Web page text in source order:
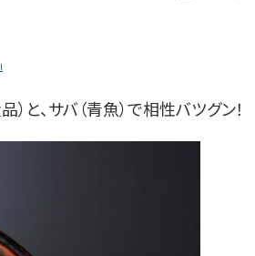
と、サバ（青魚）で相性バツグン！